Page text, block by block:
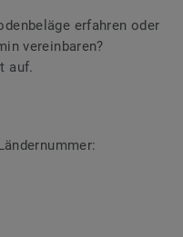
erfahren oder
vereinbaren?
auf.